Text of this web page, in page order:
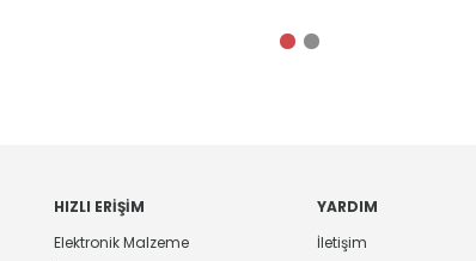
HIZLI ERIŞIM
Elektronik Malzeme
YARDIM
İletişim